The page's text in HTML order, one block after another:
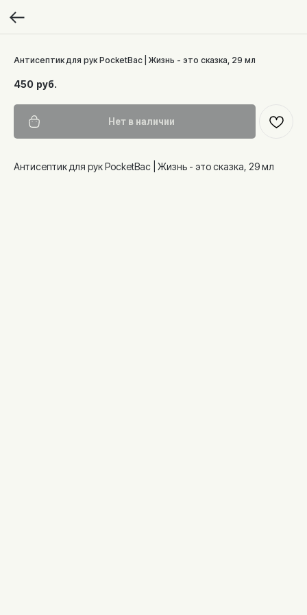
Антисептик для рук PocketBac | Жизнь - это сказка, 29 мл
450 руб.
Нет в наличии
Антисептик для рук PocketBac | Жизнь - это сказка, 29 мл